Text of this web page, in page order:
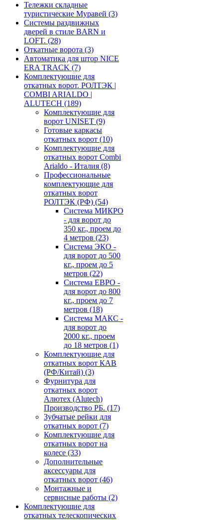
Тележки складные
туристические Муравей (3)
Системы раздвижных
дверей в стиле BARN и
LOFT. (28)
Откатные ворота (3)
Автоматика для штор NICE
ERA TRACK (7)
Комплектующие для
откатных ворот. РОЛТЭК |
COMBI ARIALDO |
ALUTECH (189)
Комплектующие для
ворот UNISET (9)
Готовые каркасы
откатных ворот (10)
Комплектующие для
откатных ворот Combi
Arialdo - Италия (8)
Профессиональные
комплектующие для
откатных ворот
РОЛТЭК (РФ) (54)
Система МИКРО
- для ворот до
350 кг., проем до
4 метров (23)
Система ЭКО -
для ворот до 500
кг., проем до 5
метров (22)
Система ЕВРО -
для ворот до 800
кг., проем до 7
метров (18)
Система МАКС -
для ворот до
2000 кг., проем
до 18 метров (1)
Комплектующие для
откатных ворот КАВ
(РФ/Китай) (3)
Фурнитура для
откатных ворот
Алютех (Alutech)
Производство РБ. (17)
Зубчатые рейки для
откатных ворот (7)
Комплектующие для
откатных ворот на
колесе (33)
Дополнительные
аксессуары для
откатных ворот (46)
Монтажные и
сервисные работы (2)
Комплектующие для
откатных телескопических